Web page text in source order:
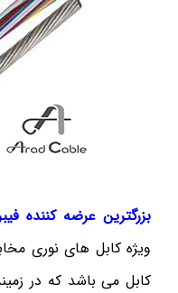
بزرگترین عرضه کننده
ویژه کابل های نوری
کابل می باشد که در